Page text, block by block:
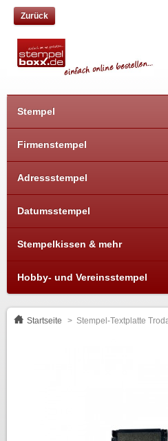
Zurück
Stempel
Firmenstempel
Adressstempel
Datumsstempel
Stempelkissen & mehr
Hobby- und Vereinsstempel
Startseite > Stempel-Textplatte